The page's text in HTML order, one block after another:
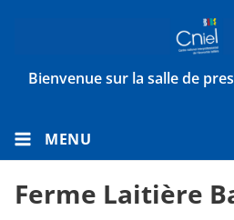
Bienvenue sur la salle de
MENU
Ferme Laitière